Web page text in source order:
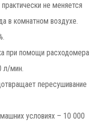
не меняется
в комнатном воздухе.
при помощи расходомера
л/мин.
пересушивание
условиях – 10 000